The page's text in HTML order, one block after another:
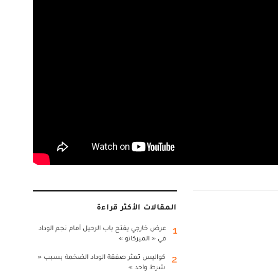
المقالات الأكثر قراءة
1
عرض خارجي يفتح باب الرحيل أمام نجم الوداد
في « الميركاتو »
2
كواليس تعثر صفقة الوداد الضخمة بسبب «
شرط واحد »